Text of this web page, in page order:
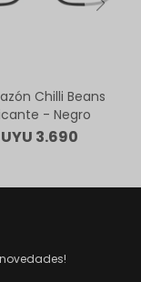
Chilli Beans
- Negro
UYU 3.690